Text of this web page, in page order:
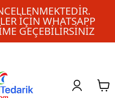
IÇIN WHATSAPP
GEÇEBILIRSINIZ